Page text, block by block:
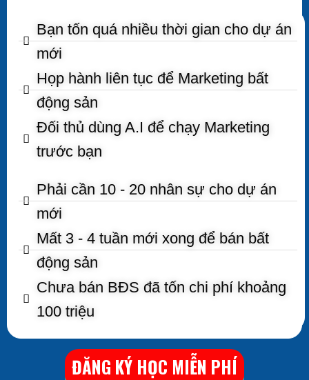
Bạn tốn quá nhiều thời gian cho dự án
mới
Họp hành liên tục để Marketing bất
động sản
Đối thủ dùng A.I để chạy Marketing
trước bạn
Phải cần 10 - 20 nhân sự cho dự án
mới
Mất 3 - 4 tuần mới xong để bán bất
động sản
Chưa bán BĐS đã tốn chi phí khoảng
100 triệu
ĐĂNG KÝ HỌC MIỄN PHÍ